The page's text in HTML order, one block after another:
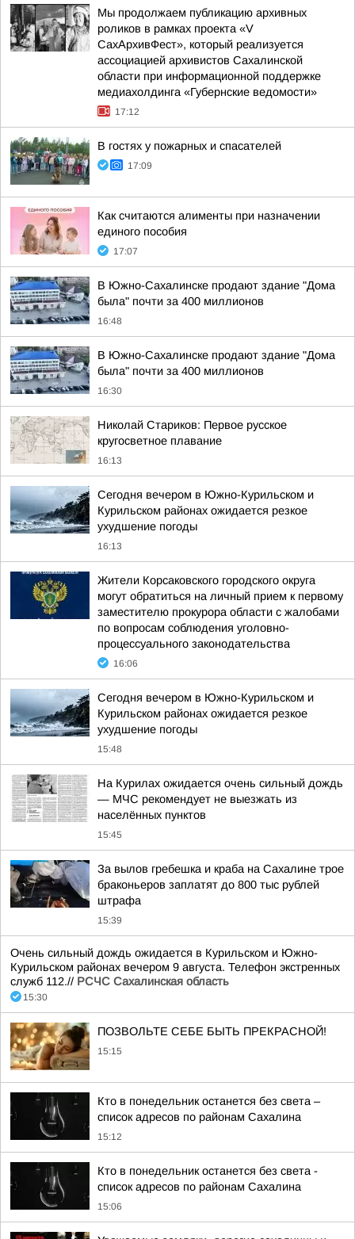
Мы продолжаем публикацию архивных
роликов в рамках проекта «V
СахАрхивФест», который реализуется
ассоциацией архивистов Сахалинской
области при информационной поддержке
медиахолдинга «Губернские ведомости»
17:12
В гостях у пожарных и спасателей
17:09
Как считаются алименты при назначении
единого пособия
17:07
В Южно-Сахалинске продают здание "Дома
была" почти за 400 миллионов
16:48
В Южно-Сахалинске продают здание "Дома
была" почти за 400 миллионов
16:30
Николай Стариков: Первое русское
кругосветное плавание
16:13
Сегодня вечером в Южно-Курильском и
Курильском районах ожидается резкое
ухудшение погоды
16:13
Жители Корсаковского городского округа
могут обратиться на личный прием к первому
заместителю прокурора области с жалобами
по вопросам соблюдения уголовно-
процессуального законодательства
16:06
Сегодня вечером в Южно-Курильском и
Курильском районах ожидается резкое
ухудшение погоды
15:48
На Курилах ожидается очень сильный дождь
— МЧС рекомендует не выезжать из
населённых пунктов
15:45
За вылов гребешка и краба на Сахалине трое
браконьеров заплатят до 800 тыс рублей
штрафа
15:39
Очень сильный дождь ожидается в Курильском и Южно-
Курильском районах вечером 9 августа. Телефон экстренных
служб 112.// РСЧС Сахалинская область
15:30
ПОЗВОЛЬТЕ СЕБЕ БЫТЬ ПРЕКРАСНОЙ!
15:15
Кто в понедельник останется без света –
список адресов по районам Сахалина
15:12
Кто в понедельник останется без света -
список адресов по районам Сахалина
15:06